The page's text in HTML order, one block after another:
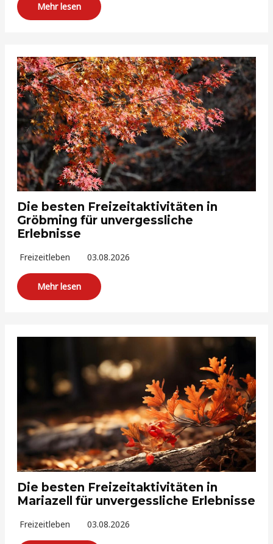
Mehr lesen
Die besten Freizeitaktivitäten in
Gröbming für unvergessliche
Erlebnisse
Freizeitleben 03.08.2026
Mehr lesen
Die besten Freizeitaktivitäten in
Mariazell für unvergessliche Erlebnisse
Freizeitleben 03.08.2026